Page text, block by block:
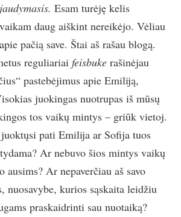
Esam turėję kelis
daug aiškint nereikėjo. Vėliau
pačią save. Štai aš rašau blogą.
reguliariaifeisbuke rašinėjau
pastebėjimus apie Emiliją,
juokingas nuotrupas iš mūsų
tos vaikų mintys – griūk vietoj.
pati Emilija ar Sofija tuos
Ar nebuvo šios mintys vaikų
ausims? Ar nepaverčiau aš savo
nuosavybe, kurios sąskaita leidžiu
praskaidrinti sau nuotaiką?